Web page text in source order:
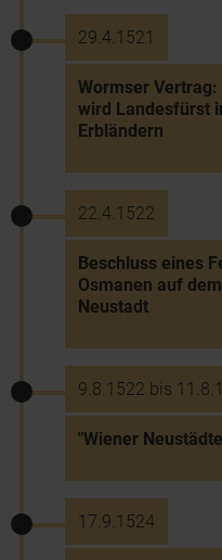
29.4.1521
Wormser Vertrag:
wird Landesfürst
Erbländern
22.4.1522
Beschluss eines
Osmanen auf
Neustadt
9.8.1522 bis
"Wiener
17.9.1524